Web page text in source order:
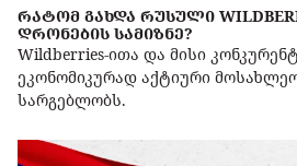
ᲠᲐᲢᲝᲛ ᲒᲐᲮᲓᲐ ᲠᲣᲡᲣᲚᲘ
ᲓᲠᲝᲜᲔᲑᲘᲡ ᲡᲐᲛᲘᲖᲜᲔ?
Wildberries-ითა და მისი
ეკონომიკურად აქტიური
სარგებლობს.